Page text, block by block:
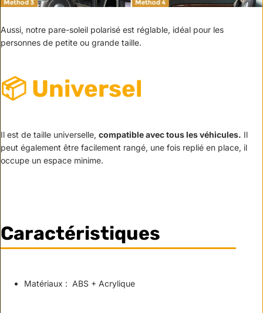
Aussi, notre pare-soleil polarisé est réglable, idéal pour les
personnes de petite ou grande taille.
📦 Universel
Il est de taille universelle, compatible avec tous les véhicules. Il
peut également être facilement rangé, une fois replié en place, il
occupe un espace minime.
Caractéristiques
Matériaux : ABS + Acrylique